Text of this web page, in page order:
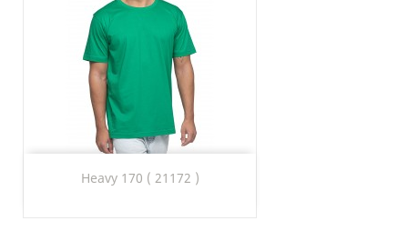
Heavy 170 ( 21172 )